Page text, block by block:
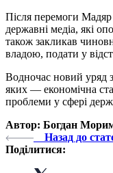
Після перемоги
державні медіа, які
також закликав
владою, подати у
Водночас новий уряд
яких — економічна
проблеми у сфері
Автор: Богдан
Назад до
Поділитися: